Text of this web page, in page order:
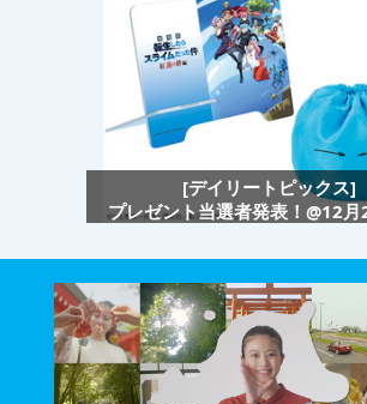
[デイリートピックス]
プレゼント当選者発表！@12